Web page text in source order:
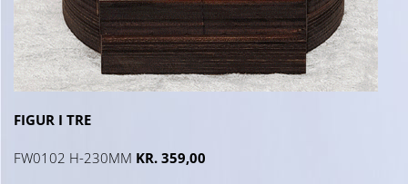
FIGUR I TRE
FW0102 H-230MM KR. 359,00